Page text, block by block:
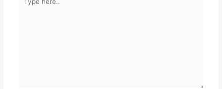
here..